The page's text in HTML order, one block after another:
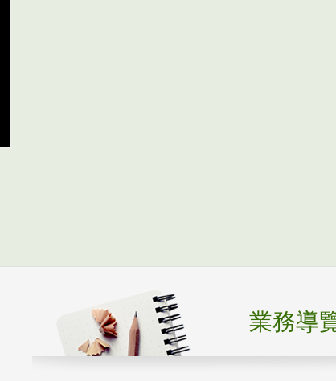
業務導